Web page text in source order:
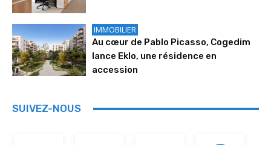
IMMOBILIER
Au cœur de Pablo Picasso, Cogedim
lance Eklo, une résidence en
accession
SUIVEZ-NOUS